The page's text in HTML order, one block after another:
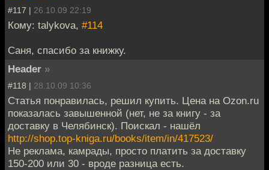
#117 | 26.10.09 22:19
Кому: talykova, #114
Саня, спасибо за книжку.
Header »
#118 | 28.10.09 10:36
Статья понравилась, решил купить. Цена на Ozon.ru
показалась завышенной (нет, не за книгу - за
доставку в Челябинск). Поискал - нашёл
http://shop.top-kniga.ru/books/item/in/417523/
Не реклама, камрады, просто платить за доставку
150-200 или 30 - вроде разница есть.